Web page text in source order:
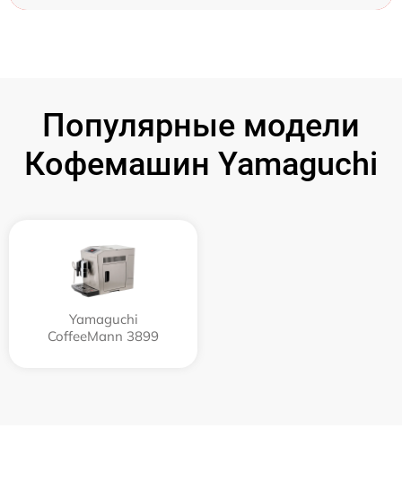
Популярные модели
Кофемашин Yamaguchi
Yamaguchi
CoffeeMann 3899